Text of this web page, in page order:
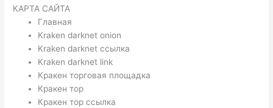
КАРТА САЙТА
Главная
Kraken darknet onion
Kraken darknet ссылка
Kraken darknet link
Кракен торговая площадка
Кракен тор
Кракен тор ссылка